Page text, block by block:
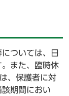
ついては、日
また、臨時休
、保護者に対
期間におい